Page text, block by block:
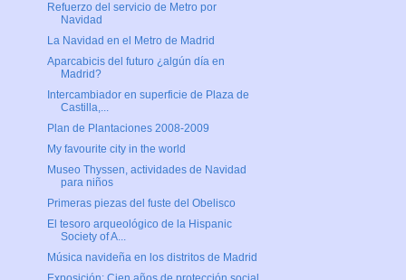
Refuerzo del servicio de Metro por
Navidad
La Navidad en el Metro de Madrid
Aparcabicis del futuro ¿algún día en
Madrid?
Intercambiador en superficie de Plaza de
Castilla,...
Plan de Plantaciones 2008-2009
My favourite city in the world
Museo Thyssen, actividades de Navidad
para niños
Primeras piezas del fuste del Obelisco
El tesoro arqueológico de la Hispanic
Society of A...
Música navideña en los distritos de Madrid